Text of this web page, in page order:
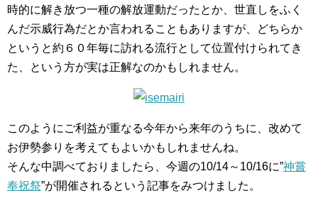
時的に解き放つ一種の解放運動だったとか、世直しをふく
んだ示威行為だとか言われることもありますが、どちらか
というと約６０年毎に訪れる流行として位置付けられてき
た、という方が実は正解なのかもしれません。
このようにご利益が重なる今年から来年のうちに、改めて
お伊勢参りを考えてもよいかもしれませんね。
そんな中調べておりましたら、今週の10/14～10/16に”神嘗
奉祝祭”が開催されるという記事をみつけました。